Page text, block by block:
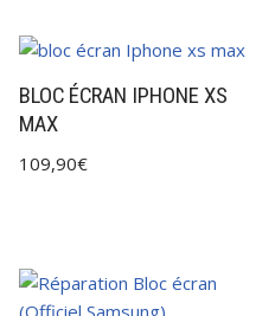
BLOC ÉCRAN IPHONE XS
MAX
109,90€